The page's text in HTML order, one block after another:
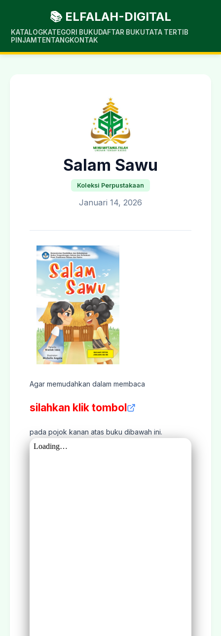
📚 ELFALAH-DIGITAL
KATALOGKATEGORI BUKUDAFTAR BUKUTATA TERTIB
PINJAM TENTANGKONTAK
Salam Sawu
Koleksi Perpustakaan
Januari 14, 2026
Agar memudahkan dalam membaca
silahkan klik tombol
pada pojok kanan atas buku dibawah ini.